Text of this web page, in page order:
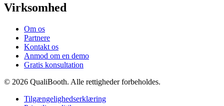
Virksomhed
Om os
Partnere
Kontakt os
Anmod om en demo
Gratis konsultation
© 2026 QualiBooth. Alle rettigheder forbeholdes.
Tilgængelighedserklæring